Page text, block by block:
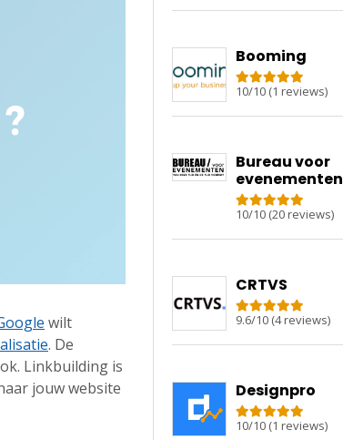
wilt
. De
Linkbuilding is
jouw website
Booming
10/10 (1 reviews)
Bureau voor
evenementen
10/10 (20reviews)
CRTVS
9.6/10 (4reviews)
Designpro
10/10 (1 reviews)